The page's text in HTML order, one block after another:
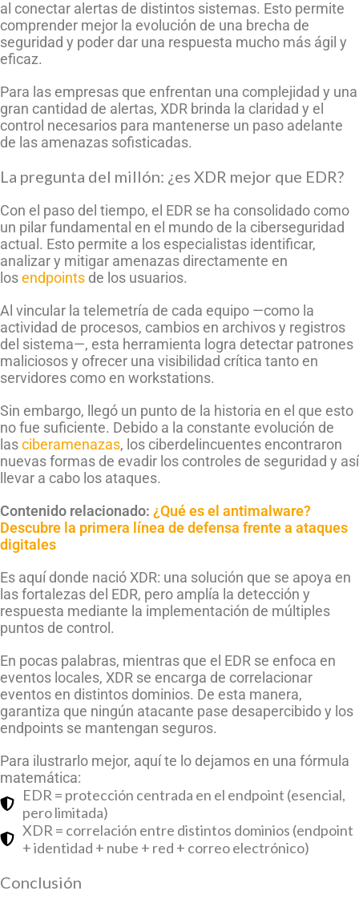
al conectar alertas de distintos sistemas. Esto permite
comprender mejor la evolución de una brecha de
seguridad y poder dar una respuesta mucho más ágil y
eficaz.
Para las empresas que enfrentan una complejidad y una
gran cantidad de alertas, XDR brinda la claridad y el
control necesarios para mantenerse un paso adelante
de las amenazas sofisticadas.
La pregunta del millón: ¿es XDR mejor que EDR?
Con el paso del tiempo, el EDR se ha consolidado como
un pilar fundamental en el mundo de la ciberseguridad
actual. Esto permite a los especialistas identificar,
analizar y mitigar amenazas directamente en
losendpoints de los usuarios.
Al vincular la telemetría de cada equipo —como la
actividad de procesos, cambios en archivos y registros
del sistema—, esta herramienta logra detectar patrones
maliciosos y ofrecer una visibilidad crítica tanto en
servidores como en workstations.
Sin embargo, llegó un punto de la historia en el que esto
no fue suficiente. Debido a la constante evolución de
lasciberamenazas, los ciberdelincuentes encontraron
nuevas formas de evadir los controles de seguridad y así
llevar a cabo los ataques.
Contenido relacionado: ¿Qué es el antimalware?
Descubre la primera línea de defensa frente a ataques
digitales
Es aquí donde nació XDR: una solución que se apoya en
las fortalezas del EDR, pero amplía la detección y
respuesta mediante la implementación de múltiples
puntos de control.
En pocas palabras, mientras que el EDR se enfoca en
eventos locales, XDR se encarga de correlacionar
eventos en distintos dominios. De esta manera,
garantiza que ningún atacante pase desapercibido y los
endpoints se mantengan seguros.
Para ilustrarlo mejor, aquí te lo dejamos en una fórmula
matemática:
EDR = protección centrada en el endpoint (esencial,
pero limitada)
XDR = correlación entre distintos dominios (endpoint
+ identidad + nube + red + correo electrónico)
Conclusión